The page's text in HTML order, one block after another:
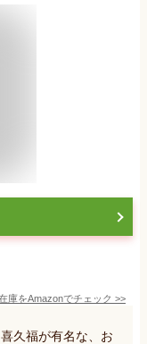
庫をAmazonでチェック >>
久福が有名な、お